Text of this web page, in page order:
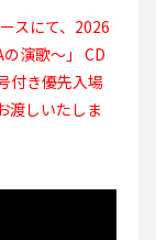
スにて、2026
演歌〜」 CD
付き優先入場
渡しいたしま